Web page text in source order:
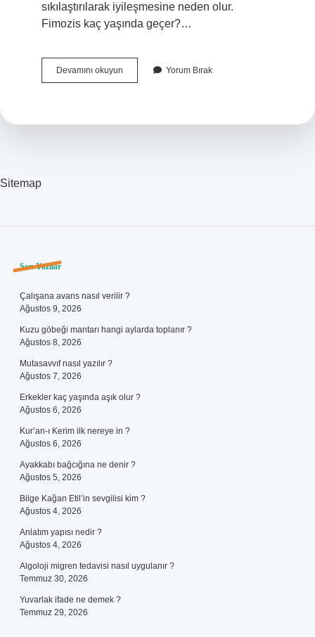
sıkılaştırılarak iyileşmesine neden olur.
Fimozis kaç yaşında geçer?…
Devamını okuyunFimozis
Ameliyatı
Yorum Bırak
Sitemap
Sidebar
Son Yazılar
Çalışana avans nasıl verilir ?
Ağustos 9, 2026
Kuzu göbeği mantarı hangi aylarda toplanır ?
Ağustos 8, 2026
Mutasavvıf nasıl yazılır ?
Ağustos 7, 2026
Erkekler kaç yaşında aşık olur ?
Ağustos 6, 2026
Kur’an-ı Kerim ilk nereye in ?
Ağustos 6, 2026
Ayakkabı bağcığına ne denir ?
Ağustos 5, 2026
Bilge Kağan Etil’in sevgilisi kim ?
Ağustos 4, 2026
Anlatım yapısı nedir ?
Ağustos 4, 2026
Algoloji migren tedavisi nasıl uygulanır ?
Temmuz 30, 2026
Yuvarlak ifade ne demek ?
Temmuz 29, 2026